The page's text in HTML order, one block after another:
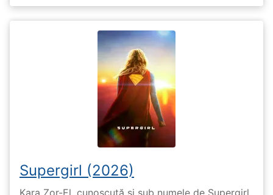
Supergirl (2026)